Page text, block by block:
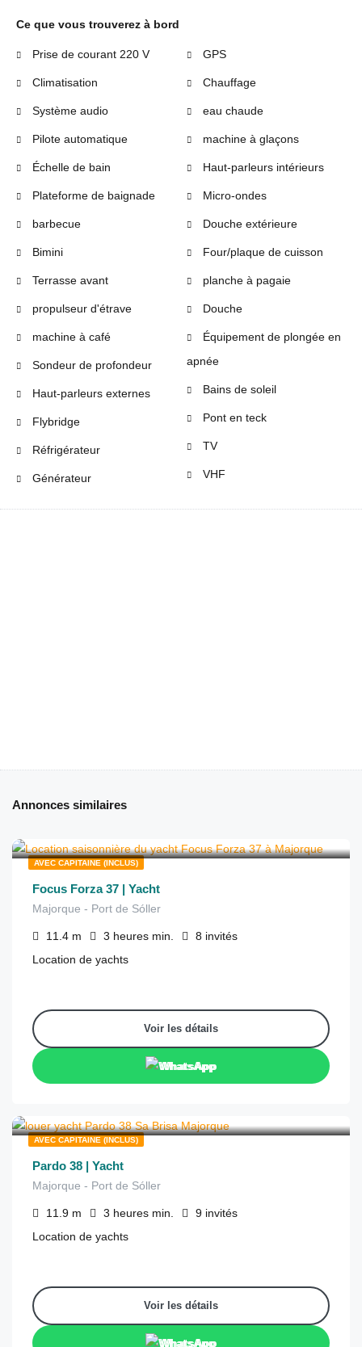
Ce que vous trouverez à bord
Prise de courant 220 V
Climatisation
Système audio
Pilote automatique
Échelle de bain
Plateforme de baignade
barbecue
Bimini
Terrasse avant
propulseur d'étrave
machine à café
Sondeur de profondeur
Haut-parleurs externes
Flybridge
Réfrigérateur
Générateur
GPS
Chauffage
eau chaude
machine à glaçons
Haut-parleurs intérieurs
Micro-ondes
Douche extérieure
Four/plaque de cuisson
planche à pagaie
Douche
Équipement de plongée en
apnée
Bains de soleil
Pont en teck
TV
VHF
Annonces similaires
AVEC CAPITAINE (INCLUS)
Focus Forza 37 | Yacht
Majorque - Port de Sóller
11.4 m 3 heures min. 8 invités
Location de yachts
Voir les détails
WhatsApp
AVEC CAPITAINE (INCLUS)
Pardo 38 | Yacht
Majorque - Port de Sóller
11.9 m 3 heures min. 9 invités
Location de yachts
Voir les détails
WhatsApp